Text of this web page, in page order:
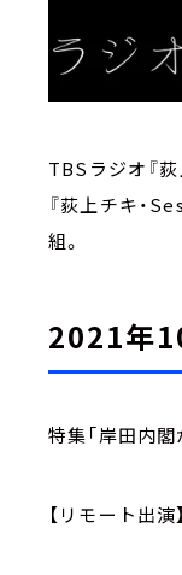
TBSラジオ『
『荻上チキ・
組。
2021年
特集「岸田内
【リモート出演】